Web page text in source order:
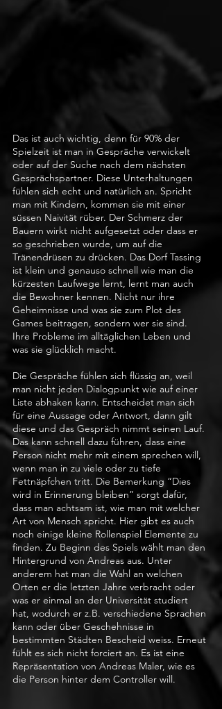
Das ist auch wichtig, denn für 90% der
Spielzeit ist man in Gespräche verwickelt
oder auf der Suche nach dem nächsten
Gesprächspartner. Diese Unterhaltungen
fühlen sich echt und natürlich an. Spricht
man mit Kindern, kommen sie mit einer
süssen Naivität rüber. Der Schmerz der
Bauern wirkt nicht aufgesetzt oder dass er
so geschrieben wurde, um auf die
Tränendrüsen zu drücken. Das Dorf Tassing
ist klein und genauso schnell wie man die
kürzesten Laufwege lernt, lernt man auch
die Bewohner kennen. Nicht nur ihre
Geheimnisse und was sie zum Plot des
Games beitragen, sondern wer sie sind.
Ihre Probleme im alltäglichen Leben und
was sie glücklich macht.
Die Gespräche fühlen sich flüssig an, weil
man nicht jeden Dialogpunkt wie auf einer
Liste abhaken kann. Entscheidet man sich
für eine Aussage oder Antwort, dann gilt
diese und das Gespräch nimmt seinen Lauf.
Das kann schnell dazu führen, dass eine
Person nicht mehr mit einem sprechen will,
wenn man in zu viele oder zu tiefe
Fettnäpfchen tritt. Die Bemerkung “Dies
wird in Erinnerung bleiben” sorgt dafür,
dass man achtsam ist, wie man mit welcher
Art von Mensch spricht. Hier gibt es auch
noch einige kleine Rollenspiel Elemente zu
finden. Zu Beginn des Spiels wählt man den
Hintergrund von Andreas aus. Unter
anderem hat man die Wahl an welchen
Orten er die letzten Jahre verbracht oder
was er einmal an der Universität studiert
hat, wodurch er z.B. verschiedene Sprachen
kann oder über Geschehnisse in
bestimmten Städten Bescheid weiss. Erneut
fühlt es sich nicht forciert an. Es ist eine
Repräsentation von Andreas Maler, wie es
die Person hinter dem Controller will.